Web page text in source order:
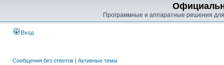
Программные и аппаратные решения
Вход
Сообщения без ответов | Активные темы